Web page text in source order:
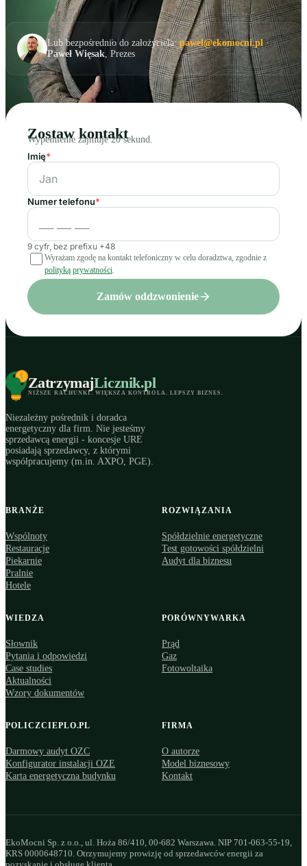
Lub bezpośrednio do założyciela:pawel@ekomocni.pl·
Paweł Więsak, Prezes
Zostaw kontakt
Wypełnienie zajmuje 20 sekund.
Imię*
Numer telefonu*
9 cyfr, bez prefixu +48
Wyrażam zgodę na kontakt telefoniczny w celu doradztwa, zgodnie z
polityką prywatności.
Zamów oddzwonienie
ZatrzymajLicznik.pl
NIŻSZE RACHUNKI. WIĘKSZA KONTROLA. LEPSZY BIZNES .
Niezależny pośrednik i doradca
energetyczny dla firm. Nie jesteśmy
sprzedawcą energii - koncesje URE
posiadają sprzedawcy, z którymi
współpracujemy (m.in. AXPO, PGE).
BRANŻE
Wspólnoty
Restauracje
Piekarnie
Pralnie
Hotele
ROZWIĄZANIA
Spółdzielnie energetyczne
Test gotowości spółdzielni
Audyt dla biznesu
WIEDZA
Słownik
Pytania i odpowiedzi
Case studies
Aktualności
Wzory dokumentów
PORÓWNYWARKA
Prąd
Gaz
Fotowoltaika
POLICZCIEPLO.PL
Darmowy audyt OZC
Konfigurator instalacji OZE
Karta energetyczna budynku
FIRMA
O autorze
Model biznesowy
Kontakt
EkoMocni Sp. z o.o., ul. Hoża 86/410, 00-682 Warszawa. NIP 701-063-55-19,
KRS 0000648710. Otrzymujemy prowizję od sprzedawców energii za